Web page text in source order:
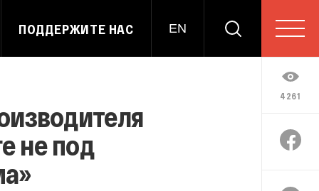
ПОДДЕРЖИТЕ НАС EN
4261
не под